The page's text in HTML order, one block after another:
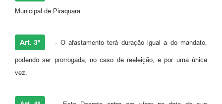
Municipal de Piraquara.
Art. 3º - O afastamento terá duração igual a do mandato,
podendo ser prorrogada, no caso de reeleição, e por uma única
vez.